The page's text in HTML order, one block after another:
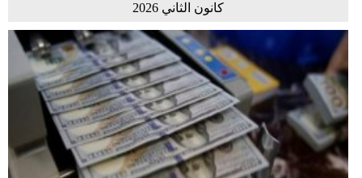
كانون الثاني 2026